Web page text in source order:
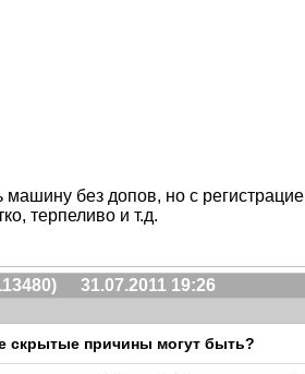
машину без допов, но с
терпеливо и т.д.
31.07.2011 19:26
скрытые причины могут быть?